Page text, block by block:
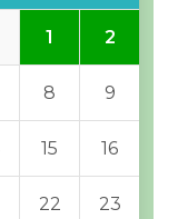
1 2
8 9
15 16
22 23